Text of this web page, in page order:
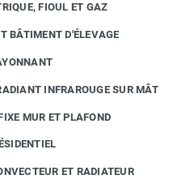
FIOUL ET GAZ
BÂTIMENT D'ÉLEVAGE
INFRAROUGE SUR MÂT
MUR ET PLAFOND
ET RADIATEUR